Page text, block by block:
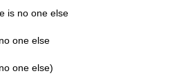
is no one else
one else
one else)